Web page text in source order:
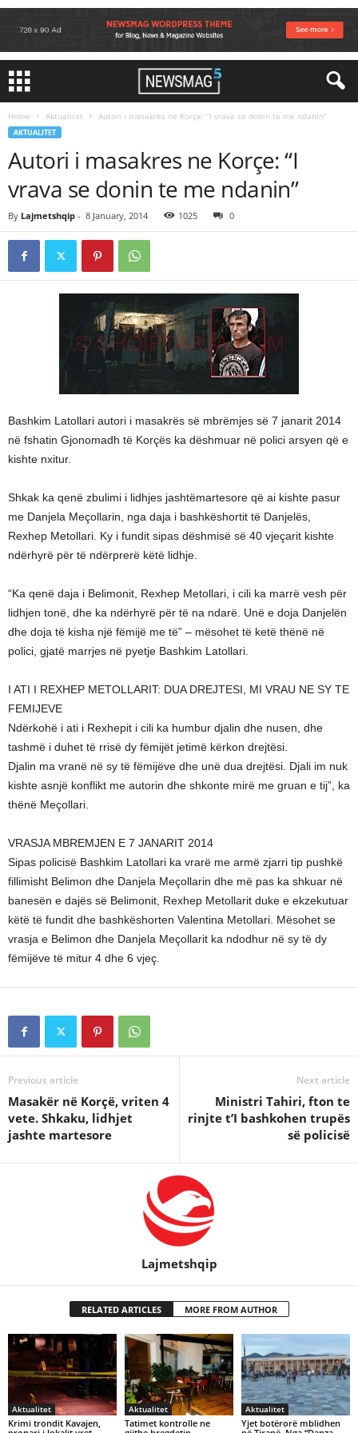
Home Aktualitet Autori i masakres ne Korçe: “I vrava se donin te me ndanin”
AKTUALITET
Autori i masakres ne Korçe: “I
vrava se donin te me ndanin”
By Lajmetshqip - 8 January, 2014 1025 0
Bashkim Latollari autori i masakrës së mbrëmjes së 7 janarit 2014
në fshatin Gjonomadh të Korçës ka dëshmuar në polici arsyen që e
kishte nxitur.
Shkak ka qenë zbulimi i lidhjes jashtëmartesore që ai kishte pasur
me Danjela Meçollarin, nga daja i bashkëshortit të Danjelës,
Rexhep Metollari. Ky i fundit sipas dëshmisë së 40 vjeçarit kishte
ndërhyrë për të ndërprerë këtë lidhje.
“Ka qenë daja i Belimonit, Rexhep Metollari, i cili ka marrë vesh për
lidhjen tonë, dhe ka ndërhyrë për të na ndarë. Unë e doja Danjelën
dhe doja të kisha një fëmijë me të” – mësohet të ketë thënë në
polici, gjatë marrjes në pyetje Bashkim Latollari.
I ATI I REXHEP METOLLARIT: DUA DREJTESI, MI VRAU NE SY TE
FEMIJEVE
Ndërkohë i ati i Rexhepit i cili ka humbur djalin dhe nusen, dhe
tashmë i duhet të rrisë dy fëmijët jetimë kërkon drejtësi.
Djalin ma vranë në sy të fëmijëve dhe unë dua drejtësi. Djali im nuk
kishte asnjë konflikt me autorin dhe shkonte mirë me gruan e tij”, ka
thënë Meçollari.
VRASJA MBREMJEN E 7 JANARIT 2014
Sipas policisë Bashkim Latollari ka vrarë me armë zjarri tip pushkë
fillimisht Belimon dhe Danjela Meçollarin dhe më pas ka shkuar në
banesën e dajës së Belimonit, Rexhep Metollarit duke e ekzekutuar
këtë të fundit dhe bashkëshorten Valentina Metollari. Mësohet se
vrasja e Belimon dhe Danjela Meçollarit ka ndodhur në sy të dy
fëmijëve të mitur 4 dhe 6 vjeç.
Previous article
Masakër në Korçë, vriten 4
vete. Shkaku, lidhjet
jashte martesore
Next article
Ministri Tahiri, fton te
rinjte t’I bashkohen trupës
së policisë
Lajmetshqip
RELATED ARTICLES MORE FROM AUTHOR
Aktualitet
Krimi trondit Kavajen,
Aktualitet
Tatimet kontrolle ne
Aktualitet
Yjet botërorë mblidhen